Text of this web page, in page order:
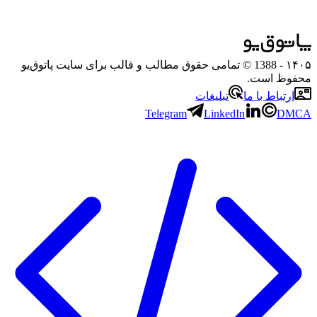
۱۴۰۵
- 1388 © تمامی حقوق مطالب و قالب برای سایت پاتوق‌یو
محفوظ است.
ارتباط با ما
تبلیغات
Telegram
LinkedIn DMCA